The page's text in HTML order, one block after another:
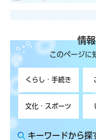
情
このページに
くらし・手続き
文化・スポーツ
キーワードから探